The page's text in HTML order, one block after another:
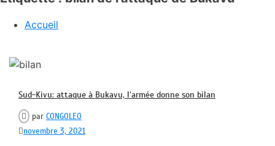
Accueil
Sud-Kivu: attaque à Bukavu, l’armée donne son bilan
par CONGOLEO
novembre 3, 2021